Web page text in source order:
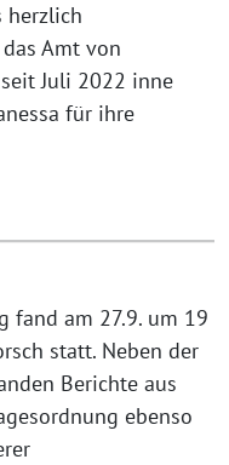
Amt von
Juli 2022 inne
für ihre
fand am 27.9. um 19
statt. Neben der
Berichte aus
ebenso